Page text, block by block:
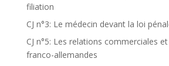
filiation
CJ n°3: Le médecin devant la loi
CJ n°5: Les relations commerciales
franco-allemandes